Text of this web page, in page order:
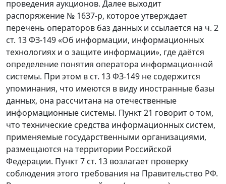
проведения аукционов. Далее выходит
распоряжение № 1637-р, которое утверждает
перечень операторов баз данных и ссылается на ч. 2
ст. 13 ФЗ-149 «Об информации, информационных
технологиях и о защите информации», где даётся
определение понятия оператора информационной
системы. При этом в ст. 13 ФЗ-149 не содержится
упоминания, что имеются в виду иностранные базы
данных, она рассчитана на отечественные
информационные системы. Пункт 21 говорит о том,
что технические средства информационных систем,
применяемые государственными организациями,
размещаются на территории Российской
Федерации. Пункт 7 ст. 13 возлагает проверку
соблюдения этого требования на Правительство РФ.